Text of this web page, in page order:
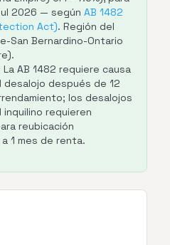
2026 — según AB 1482
Act). Región del
San Bernardino-Ontario
AB 1482 requiere causa
desalojo después de 12
los desalojos
inquilino requieren
reubicación
1 mes de renta.